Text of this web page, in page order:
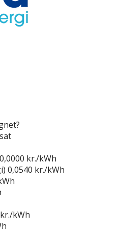
0,0000 kr./kWh
0,0540 kr./kWh
kWh